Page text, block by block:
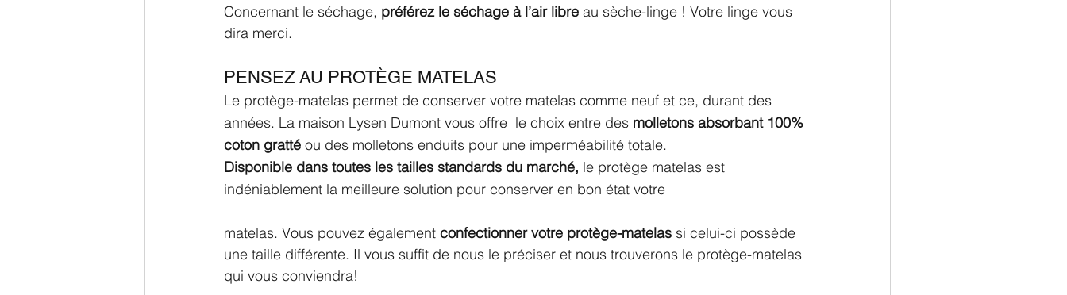
Concernant le séchage, préférez le séchage à l’air libre au sèche-linge ! Votre linge vous
dira merci.
PENSEZ AU PROTÈGE MATELAS
Le protège-matelas permet de conserver votre matelas comme neuf et ce, durant des
années. La maison Lysen Dumont vous offre  le choix entre des molletons absorbant 100%
coton gratté ou des molletons enduits pour une imperméabilité totale.
Disponible dans toutes les tailles standards du marché, le protège matelas est
indéniablement la meilleure solution pour conserver en bon état votre
matelas. Vous pouvez également confectionner votre protège-matelas si celui-ci possède
une taille différente. Il vous suffit de nous le préciser et nous trouverons le protège-matelas
qui vous conviendra!